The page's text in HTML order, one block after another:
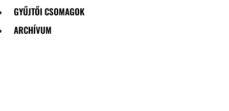
GYŰJTŐI CSOMAGOK
ARCHÍVUM